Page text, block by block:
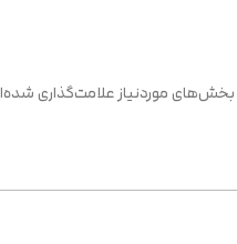
بخش‌های موردنیاز علامت‌گذاری